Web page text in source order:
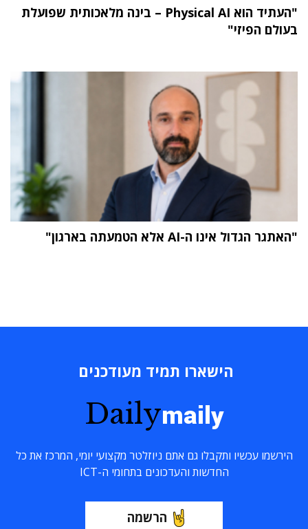
"העתיד הוא Physical AI – בינה מלאכותית שפועלת
בעולם הפיזי"
"האתגר הגדול אינו ה-AI אלא הטמעתה בארגון"
הישארו תמיד מעודכנים
Dailymaily
הירשמו עכשיו ותקבלו גם אתם ניוזלטר מקצועי יומי, המרכז את כל
החדשות והעדכונים בתחומי ה-ICT
הרשמה